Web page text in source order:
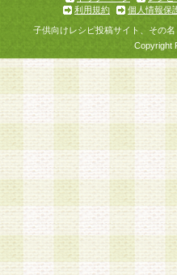
利用規約
個人情報保
子供向けレシピ投稿サイト、その
Copyright